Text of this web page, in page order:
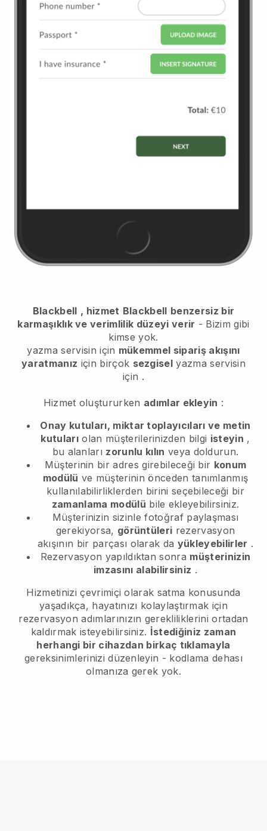
Blackbell , hizmet Blackbell benzersiz bir
karmaşıklık ve verimlilik düzeyi verir - Bizim gibi
kimse yok.
yazma servisin için mükemmel sipariş akışını
yaratmanız için birçok sezgisel yazma servisin
için .
Hizmet oluştururken adımlar ekleyin :
Onay kutuları, miktar toplayıcıları ve metin
kutuları olan müşterilerinizden bilgi isteyin ,
bu alanları zorunlu kılın veya doldurun.
Müşterinin bir adres girebileceği bir konum
modülü ve müşterinin önceden tanımlanmış
kullanılabilirliklerden birini seçebileceği bir
zamanlama modülü bile ekleyebilirsiniz.
Müşterinizin sizinle fotoğraf paylaşması
gerekiyorsa, görüntüleri rezervasyon
akışının bir parçası olarak da yükleyebilirler .
Rezervasyon yapıldıktan sonra müşterinizin
imzasını alabilirsiniz .
Hizmetinizi çevrimiçi olarak satma konusunda
yaşadıkça, hayatınızı kolaylaştırmak için
rezervasyon adımlarınızın gerekliliklerini ortadan
kaldırmak isteyebilirsiniz. İstediğiniz zaman
herhangi bir cihazdan birkaç tıklamayla
gereksinimlerinizi düzenleyin - kodlama dehası
olmanıza gerek yok.